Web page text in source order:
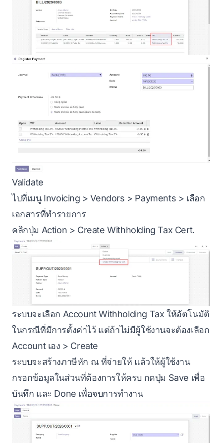
Validate
ไปที่เมนู Invoicing > Vendors > Payments > เลือก
เอกสารที่ทำรายการ
คลิกปุ่ม Action > Create Withholding Tax Cert.
ระบบจะเลือก Account Withholding Tax ให้อัตโนมัติ
ในกรณีที่มีการตั้งค่าไว้ แต่ถ้าไม่มีผู้ใช้งานจะต้องเลือก
Account เอง > Create
ระบบจะสร้างภาษีหัก ณ ที่จ่ายให้ แล้วให้ผู้ใช้งาน
กรอกข้อมูลในส่วนที่ต้องการให้ครบ กดปุ่ม Save เพื่อ
บันทึก และ Done เพื่อจบการทำงาน